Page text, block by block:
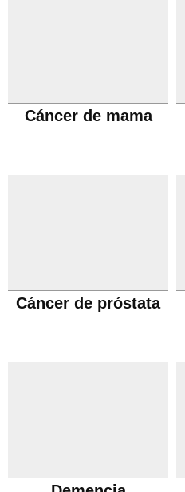
Cáncer de mama
Cáncer de próstata